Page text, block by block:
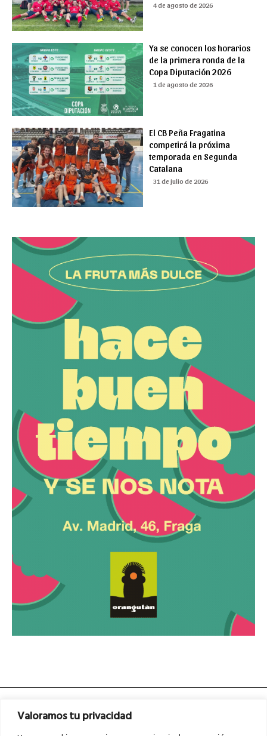
Valoramos tu privacidad
4 de agosto de 2026
Ya se conocen los horarios
de la primera ronda de la
Copa Diputación 2026
1 de agosto de 2026
El CB Peña Fragatina
competirá la próxima
temporada en Segunda
Catalana
31 de julio de 2026